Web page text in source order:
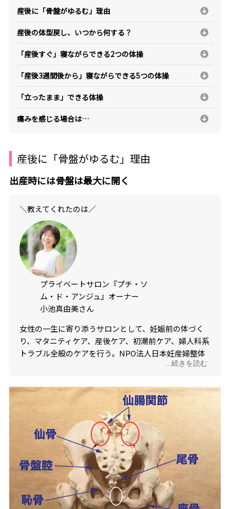
産後に「骨盤がゆるむ」理由
産後の体型戻し、いつから何する？
「産後すぐ」寝ながらできる2つの体操
「産後3週間後から」寝ながらできる5つの体操
「立ったまま」できる体操
痛みを感じる場合は…
産後に「骨盤がゆるむ」理由
出産時には骨盤は最大に開く
＼教えてくれたのは／
プライベートサロン『プチ・ソ
ム・ド・アンジュ』オーナー
小池真由美さん
女性の一生に寄り添うサロンとして、妊娠前の体づく
り、マタニティケア、産後ケア、初潮前ケア、婦人科系
トラブル全般のケアを行う。NPO法人日本妊産婦整体
協会会員、産前産後の骨盤アドバイザー、マザーズオ
ー。
...続きを読む